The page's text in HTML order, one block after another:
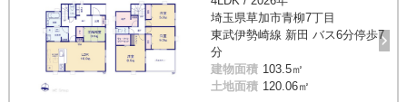
埼玉県草加市青柳7丁目
東武伊勢崎線 新田 バス6分停歩7
分
建物面積 103.5㎡
土地面積 120.06㎡